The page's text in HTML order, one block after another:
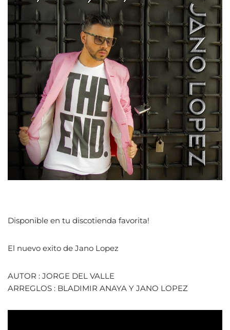
Disponible en tu discotienda favorita!
El nuevo exito de Jano Lopez
AUTOR : JORGE DEL VALLE
ARREGLOS : BLADIMIR ANAYA Y JANO LOPEZ